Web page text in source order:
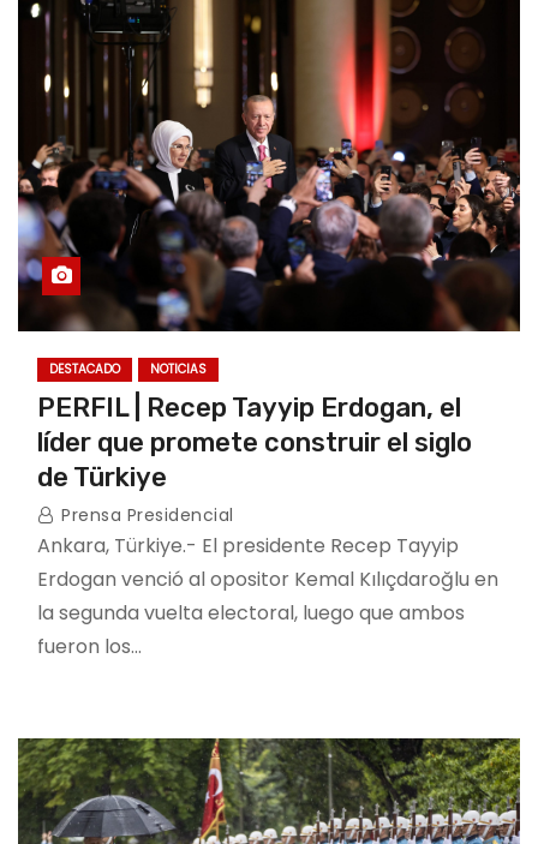
DESTACADO NOTICIAS
PERFIL | Recep Tayyip Erdogan, el
líder que promete construir el siglo
de Türkiye
Prensa Presidencial
Ankara, Türkiye.- El presidente Recep Tayyip
Erdogan venció al opositor Kemal Kılıçdaroğlu en
la segunda vuelta electoral, luego que ambos
fueron los…